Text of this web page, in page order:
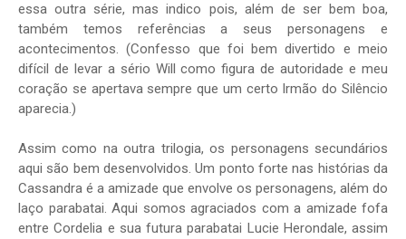
essa outra série, mas indico pois, além de ser bem boa,
também temos referências a seus personagens e
acontecimentos. (Confesso que foi bem divertido e meio
difícil de levar a sério Will como figura de autoridade e meu
coração se apertava sempre que um certo Irmão do Silêncio
aparecia.)
Assim como na outra trilogia, os personagens secundários
aqui são bem desenvolvidos. Um ponto forte nas histórias da
Cassandra é a amizade que envolve os personagens, além do
laço parabatai. Aqui somos agraciados com a amizade fofa
entre Cordelia e sua futura parabatai Lucie Herondale, assim